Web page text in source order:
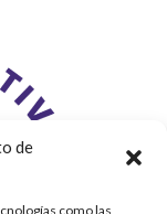
de
como las